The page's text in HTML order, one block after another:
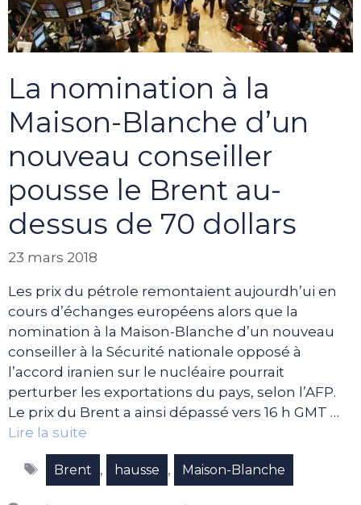
La nomination à la
Maison-Blanche d’un
nouveau conseiller
pousse le Brent au-
dessus de 70 dollars
23 mars 2018
Les prix du pétrole remontaient aujourdh’ui en
cours d’échanges européens alors que la
nomination à la Maison-Blanche d’un nouveau
conseiller à la Sécurité nationale opposé à
l’accord iranien sur le nucléaire pourrait
perturber les exportations du pays, selon l’AFP.
Le prix du Brent a ainsi dépassé vers 16 h GMT …
Lire la suite
Étiquettes
Brent , hausse , Maison-Blanche